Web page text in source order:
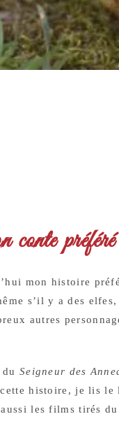
mon histoire
s’il y a des
autres
Seigneur des
cette histoire, je lis
aussi les films tirés